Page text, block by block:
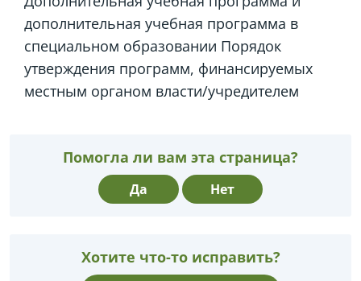
дополнительная учебная программа в
специальном образовании Порядок
утверждения программ, финансируемых
местным органом власти/учредителем
Помогла ли вам эта страница?
Да Нет
Хотите что-то исправить?